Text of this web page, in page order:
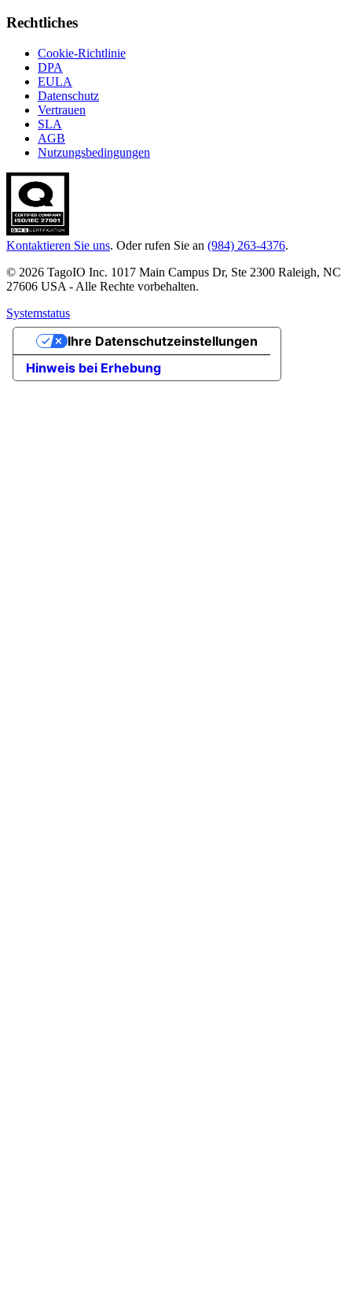
Rechtliches
Cookie-Richtlinie
DPA
EULA
Datenschutz
Vertrauen
SLA
AGB
Nutzungsbedingungen
Kontaktieren Sie uns. Oder rufen Sie an (984) 263-4376.
© 2026 TagoIO Inc. 1017 Main Campus Dr, Ste 2300 Raleigh, NC
27606 USA - Alle Rechte vorbehalten.
Systemstatus
Hinweis bei Erhebung
Ihre Datenschutzeinstellungen